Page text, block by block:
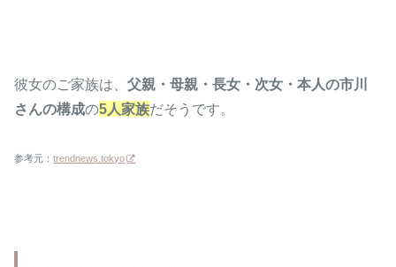
彼女のご家族は、父親・母親・長女・次女・本人の市川
さんの構成の5人家族だそうです。
参考元：trendnews.tokyo